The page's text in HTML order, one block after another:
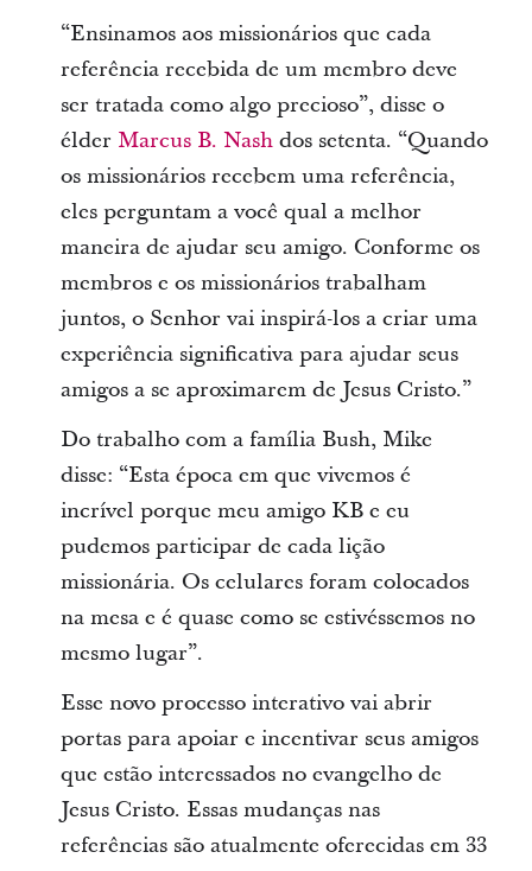
“Ensinamos aos missionários que cada
referência recebida de um membro deve
ser tratada como algo precioso”, disse o
élder Marcus B. Nashdos setenta. “Quando
os missionários recebem uma referência,
eles perguntam a você qual a melhor
maneira de ajudar seu amigo. Conforme os
membros e os missionários trabalham
juntos, o Senhor vai inspirá-los a criar uma
experiência significativa para ajudar seus
amigos a se aproximarem de Jesus Cristo.”
Do trabalho com a família Bush, Mike
disse: “Esta época em que vivemos é
incrível porque meu amigo KB e eu
pudemos participar de cada lição
missionária. Os celulares foram colocados
na mesa e é quase como se estivéssemos no
mesmo lugar”.
Esse novo processo interativo vai abrir
portas para apoiar e incentivar seus amigos
que estão interessados no evangelho de
Jesus Cristo. Essas mudanças nas
referências são atualmente oferecidas em 33